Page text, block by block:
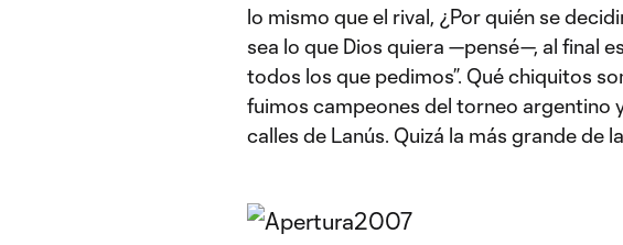
lo mismo que el rival, ¿Por quién se
sea lo que Dios quiera —pensé—, al final
todos los que pedimos”. Qué chiquitos
fuimos campeones del torneo argentino
calles de Lanús. Quizá la más grande de